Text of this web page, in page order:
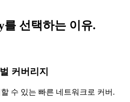
선택하는 이유.
커버리지
수 있는 빠른 네트워크로 커버.